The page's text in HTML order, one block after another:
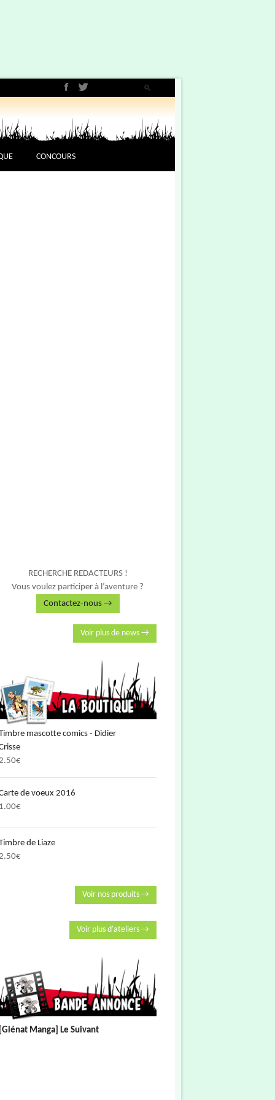
CONCOURS
RECHERCHE REDACTEURS !
Vous voulez participer à l’aventure ?
Contactez-nous →
Voir plus de news →
mascotte comics - Didier
€
de voeux 2016
1.00€
de Liaze
€
Voir nos produits →
Voir plus d'ateliers →
[Glénat Manga] Le Suivant